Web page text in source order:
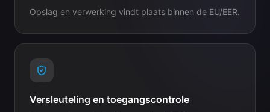
Opslag en verwerking vindt plaats binnen de EU/EER.
Versleuteling en toegangscontrole